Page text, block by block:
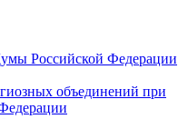
Российской Федерации
объединений при